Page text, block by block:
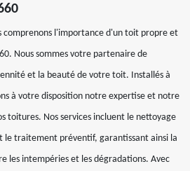
comprenons l'importance d'un toit propre et
Nous sommes votre partenaire de
et la beauté de votre toit. Installés à
à votre disposition notre expertise et notre
toitures. Nos services incluent le nettoyage
le traitement préventif, garantissant ainsi la
les intempéries et les dégradations. Avec